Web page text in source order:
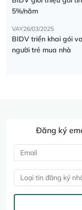
5%/năm
VAY26/03/2025
BIDV triển khai gói
người trẻ mua nhà
Đăng ký
Loại tin đăng ký